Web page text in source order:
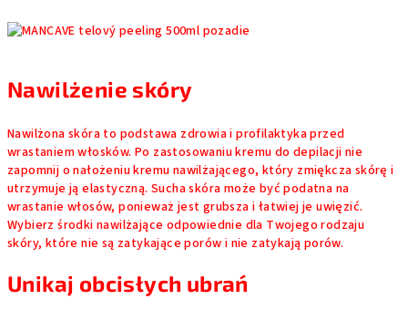
Nawilżenie skóry
Nawilżona skóra to podstawa zdrowia i profilaktyka przed
wrastaniem włosków. Po zastosowaniu kremu do depilacji nie
zapomnij o nałożeniu kremu nawilżającego, który zmiękcza skórę i
utrzymuje ją elastyczną. Sucha skóra może być podatna na
wrastanie włosów, ponieważ jest grubsza i łatwiej je uwięzić.
Wybierz środki nawilżające odpowiednie dla Twojego rodzaju
skóry, które nie są zatykające porów i nie zatykają porów.
Unikaj obcisłych ubrań